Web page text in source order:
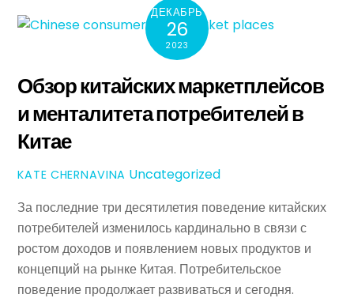
ДЕКАБРЬ
26
2023
Обзор китайских маркетплейсов
и менталитета потребителей в
Китае
KATE CHERNAVINA Uncategorized
За последние три десятилетия поведение китайских
потребителей изменилось кардинально в связи с
ростом доходов и появлением новых продуктов и
концепций на рынке Китая. Потребительское
поведение продолжает развиваться и сегодня.